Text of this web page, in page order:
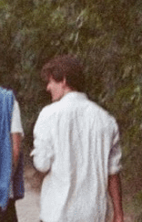
Présentation
Un peu
Equipe
Ajoutez un logo,
Cliquez pour